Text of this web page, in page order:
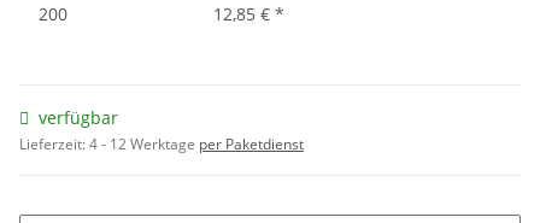
200
12,85 € *
verfügbar
Lieferzeit:4 - 12 Werktage per Paketdienst